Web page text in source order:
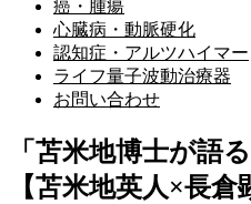
癌・腫瘍
心臓病・動脈硬化
認知症・アルツハイマー
ライフ量子波動治療器
お問い合わせ
「 苫米地博士が語
【苫米地英人×長倉